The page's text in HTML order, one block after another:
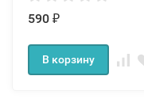
590 ₽
В корзину